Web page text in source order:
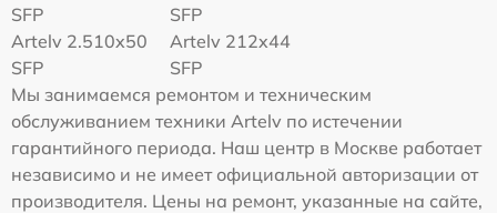
SFP
SFP
Artelv 2.510x50
SFP
Artelv 212x44
SFP
Мы занимаемся ремонтом и техническим
обслуживанием техники Artelv по истечении
гарантийного периода. Наш центр в Москве работает
независимо и не имеет официальной авторизации от
производителя. Цены на ремонт, указанные на сайте,